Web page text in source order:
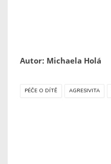
Autor: Michaela Holá
PÉČE O DÍTĚ AGRESIVITA